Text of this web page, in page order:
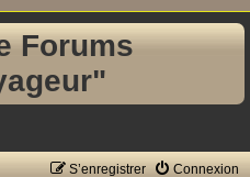
Forums
Connexion
S’enregistrer